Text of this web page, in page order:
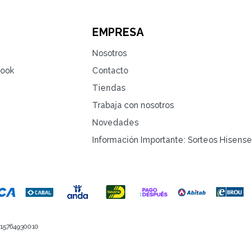
EMPRESA
Nosotros
Contacto
Tiendas
Trabaja con nosotros
Novedades
Información Importante: Sorteos Hisense